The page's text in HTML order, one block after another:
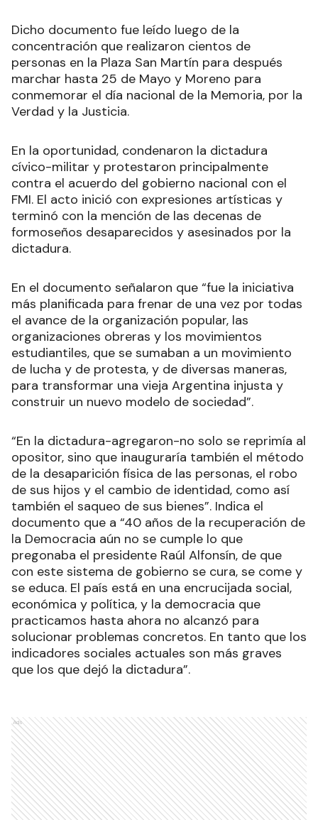
Dicho documento fue leído luego de la
concentración que realizaron cientos de
personas en la Plaza San Martín para después
marchar hasta 25 de Mayo y Moreno para
conmemorar el día nacional de la Memoria, por la
Verdad y la Justicia.
En la oportunidad, condenaron la dictadura
cívico-militar y protestaron principalmente
contra el acuerdo del gobierno nacional con el
FMI. El acto inició con expresiones artísticas y
terminó con la mención de las decenas de
formoseños desaparecidos y asesinados por la
dictadura.
En el documento señalaron que “fue la iniciativa
más planificada para frenar de una vez por todas
el avance de la organización popular, las
organizaciones obreras y los movimientos
estudiantiles, que se sumaban a un movimiento
de lucha y de protesta, y de diversas maneras,
para transformar una vieja Argentina injusta y
construir un nuevo modelo de sociedad”.
“En la dictadura-agregaron-no solo se reprimía al
opositor, sino que inauguraría también el método
de la desaparición física de las personas, el robo
de sus hijos y el cambio de identidad, como así
también el saqueo de sus bienes”. Indica el
documento que a “40 años de la recuperación de
la Democracia aún no se cumple lo que
pregonaba el presidente Raúl Alfonsín, de que
con este sistema de gobierno se cura, se come y
se educa. El país está en una encrucijada social,
económica y política, y la democracia que
practicamos hasta ahora no alcanzó para
solucionar problemas concretos. En tanto que los
indicadores sociales actuales son más graves
que los que dejó la dictadura”.
Ads